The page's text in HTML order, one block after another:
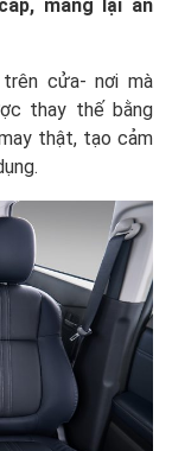
mang lại ấn
cửa- nơi mà
thay thế bằng
thật, tạo cảm